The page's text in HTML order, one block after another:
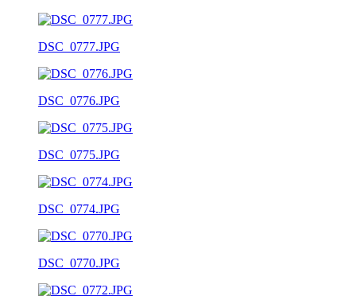
DSC_0777.JPG
DSC_0776.JPG
DSC_0775.JPG
DSC_0774.JPG
DSC_0770.JPG